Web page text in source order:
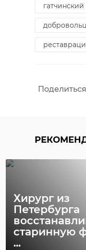
Хирург из
Петербурга
старинную
...